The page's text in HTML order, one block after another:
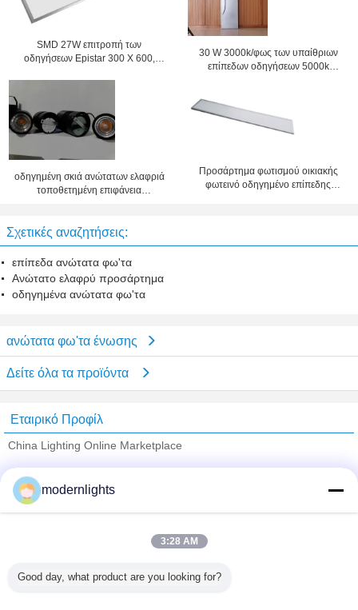
SMD 27W επιτροπή των
οδηγήσεων Epistar 300 X 600,
30 W 3000k/φως των υπαίθριων
επίπεδων οδηγήσεων 5000k
οδηγημένη σκιά ανώτατων ελαφριά
τοποθετημένη επιφάνεια
Προσάρτημα φωτισμού οικιακής
φωτεινό οδηγημένο επίπεδης
Σχετικές αναζητήσεις:
επίπεδα ανώτατα φω'τα
Ανώτατο ελαφρύ προσάρτημα
οδηγημένα ανώτατα φω'τα
ανώτατα φω'τα ένωσης
Δείτε όλα τα προϊόντα
Εταιρικό Προφίλ
China Lighting Online Marketplace
Trust Seal
Verified Suplier
Όλα τα Προϊόντα
modernlights
3:28 AM
Good day, what product are you looking for?